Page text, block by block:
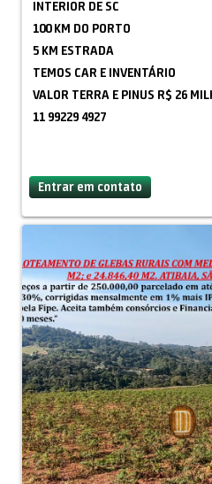
INTERIOR DE SC
100 KM DO PORTO
5 KM ESTRADA
TEMOS CAR E INVENTÁRIO
VALOR TERRA E PINUS R$ 26
11 99229 4927
Entrar em contato